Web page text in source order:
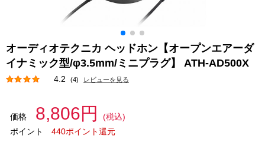
オーディオテクニカ ヘッドホン【オープンエアーダ
イナミック型/φ3.5mm/ミニプラグ】 ATH-AD500X
4.2 (4) レビューを見る
価格 8,806円
(税込)
ポイント
440ポイント還元